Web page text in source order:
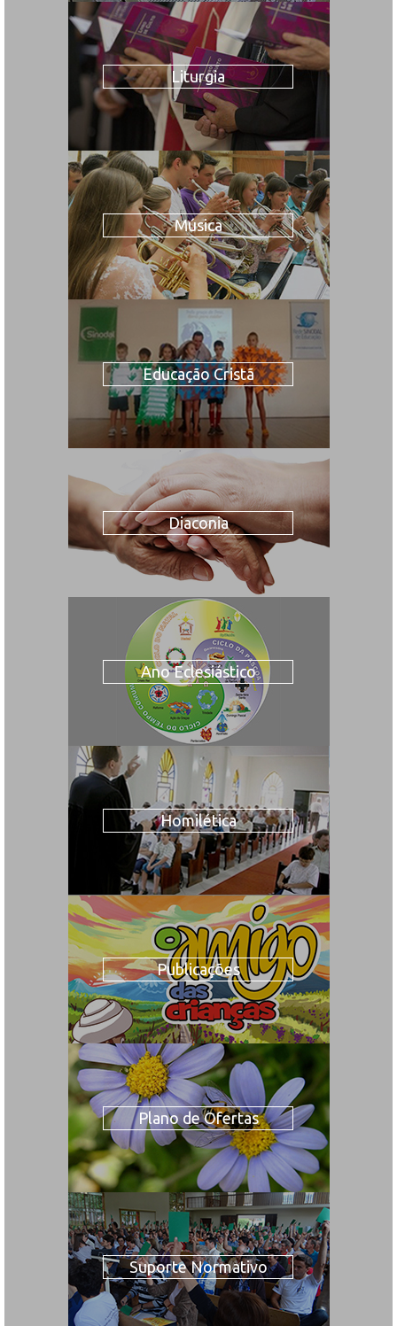
Liturgia
Música
Educação Cristã
Diaconia
Ano Eclesiástico
Homilética
Publicações
Plano de Ofertas
Suporte Normativo